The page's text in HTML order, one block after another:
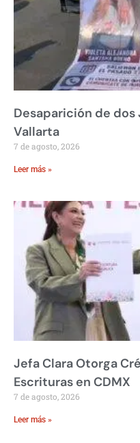
Desaparición de dos
Vallarta
7 de agosto, 2026
Leer más »
Jefa Clara Otorga
Escrituras en CDMX
7 de agosto, 2026
Leer más »